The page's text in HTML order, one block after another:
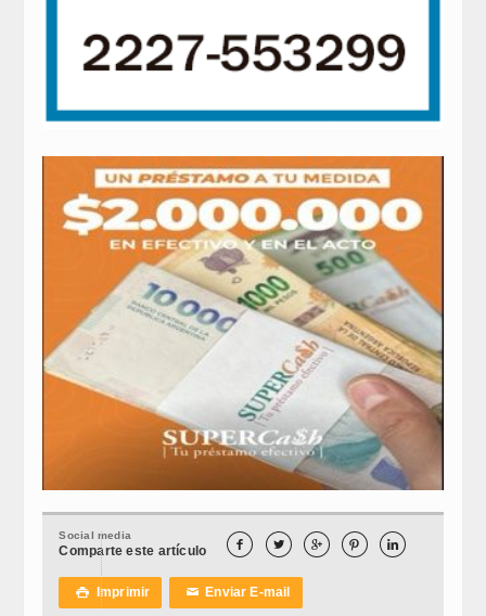
Social media
Comparte este artículo     
 Imprimir ✉Enviar E-mail